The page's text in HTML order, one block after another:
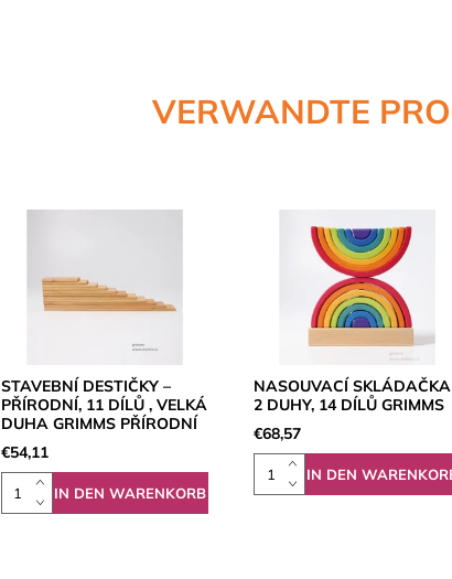
VERWANDTE
STAVEBNÍ DESTIČKY –
PŘÍRODNÍ, 11 DÍLŮ , VELKÁ
DUHA GRIMMS PŘÍRODNÍ
€54,11
NASOUVACÍ SKLÁDAČKA
2 DUHY, 14 DÍLŮ GRIMMS
€68,57